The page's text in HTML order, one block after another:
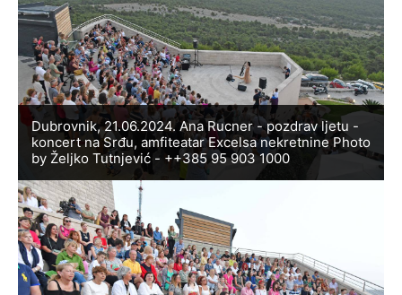
Dubrovnik, 21.06.2024. Ana Rucner - pozdrav ljetu -
koncert na Srđu, amfiteatar Excelsa nekretnine Photo
by Željko Tutnjević - ++385 95 903 1000